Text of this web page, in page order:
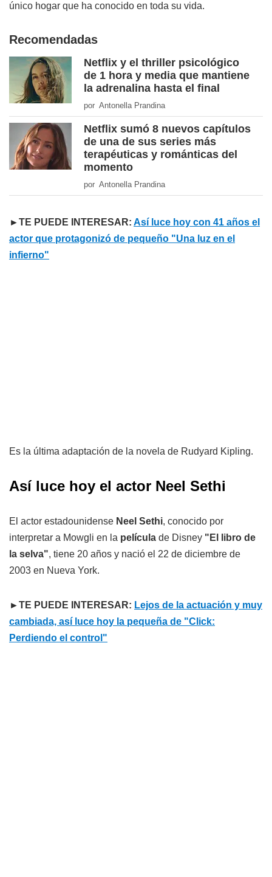
único hogar que ha conocido en toda su vida.
Recomendadas
Netflix y el thriller psicológico
de 1 hora y media que mantiene
la adrenalina hasta el final
por Antonella Prandina
Netflix sumó 8 nuevos capítulos
de una de sus series más
terapéuticas y románticas del
momento
por Antonella Prandina
►TE PUEDE INTERESAR: Así luce hoy con 41 años el
actor que protagonizó de pequeño "Una luz en el
infierno"
Es la última adaptación de la novela de Rudyard Kipling.
Así luce hoy el actor Neel Sethi
El actor estadounidense Neel Sethi, conocido por
interpretar a Mowgli en la película de Disney "El libro de
la selva", tiene 20 años y nació el 22 de diciembre de
2003 en Nueva York.
►TE PUEDE INTERESAR: Lejos de la actuación y muy
cambiada, así luce hoy la pequeña de "Click:
Perdiendo el control"